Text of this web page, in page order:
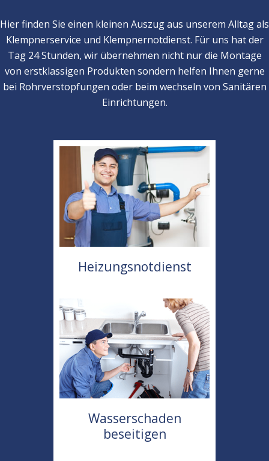
Hier finden Sie einen kleinen Auszug aus unserem Alltag als
Klempnerservice und Klempnernotdienst. Für uns hat der
Tag 24 Stunden, wir übernehmen nicht nur die Montage
von erstklassigen Produkten sondern helfen Ihnen gerne
bei Rohrverstopfungen oder beim wechseln von Sanitären
Einrichtungen.
Heizungsnotdienst
Wasserschaden
beseitigen